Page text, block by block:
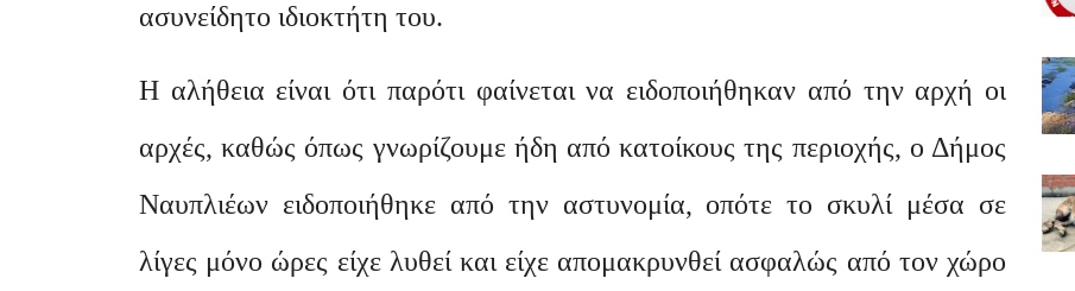
ασυνείδητο ιδιοκτήτη του.
Η αλήθεια είναι ότι παρότι φαίνεται να ειδοποιήθηκαν από την αρχή οι
αρχές, καθώς όπως γνωρίζουμε ήδη από κατοίκους της περιοχής, ο Δήμος
Ναυπλιέων ειδοποιήθηκε από την αστυνομία, οπότε το σκυλί μέσα σε
λίγες μόνο ώρες είχε λυθεί και είχε απομακρυνθεί ασφαλώς από τον χώρο